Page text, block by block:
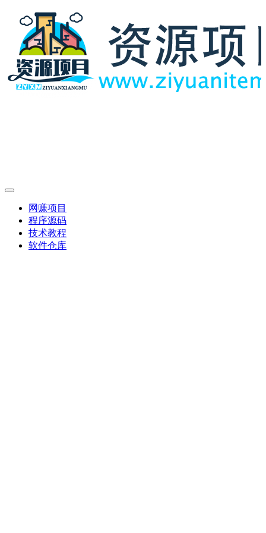
网赚项目
程序源码
技术教程
软件仓库